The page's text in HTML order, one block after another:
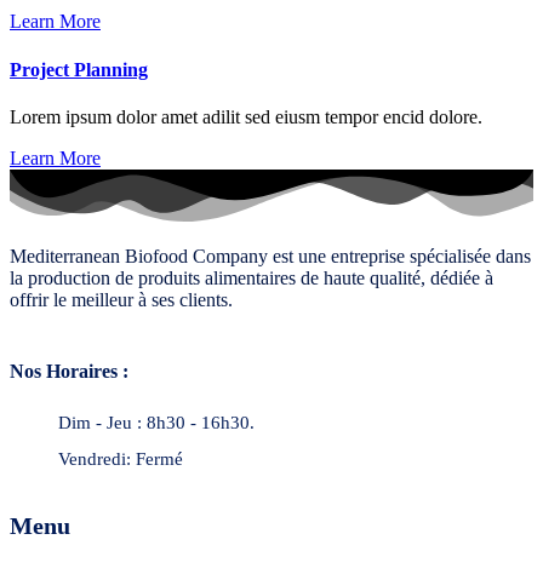
Learn More
Project Planning
Lorem ipsum dolor amet adilit sed eiusm tempor encid dolore.
Learn More
Mediterranean Biofood Company est une entreprise spécialisée dans
la production de produits alimentaires de haute qualité, dédiée à
offrir le meilleur à ses clients.
Nos Horaires :
Dim - Jeu : 8h30 - 16h30.
Vendredi: Fermé
Menu